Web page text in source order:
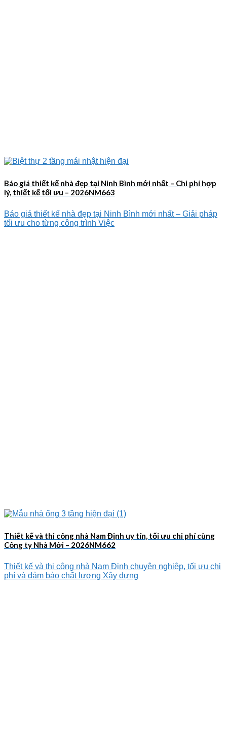
Báo giá thiết kế nhà đẹp tại Ninh Bình mới nhất – Chi phí hợp
lý, thiết kế tối ưu – 2026NM663
Báo giá thiết kế nhà đẹp tại Ninh Bình mới nhất – Giải pháp
tối ưu cho từng công trình Việc
Thiết kế và thi công nhà Nam Định uy tín, tối ưu chi phí cùng
Công ty Nhà Mới – 2026NM662
Thiết kế và thi công nhà Nam Định chuyên nghiệp, tối ưu chi
phí và đảm bảo chất lượng Xây dựng